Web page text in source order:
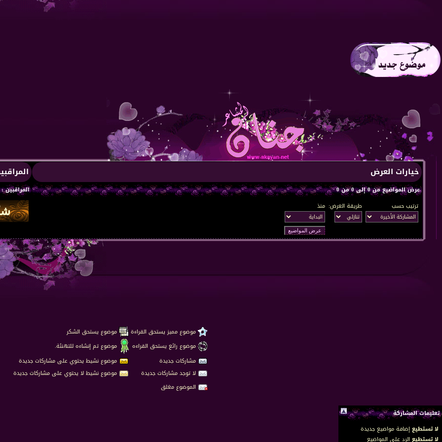
خيارات العرض
عرض المواضيع من 0 إلى 0 من 0
المراقبين : 1
ترتيب حسب
طريقة العرض: منذ
موضوع مميز يستحق القراءة
موضوع يستحق الشكر
موضوع رائع يستحق القراءه
موضوع تم إنشاءه للتهنئة.
مشاركات جديدة
موضوع نشيط يحتوي على مشاركات جديدة
لا توجد مشاركات جديدة
موضوع نشيط لا يحتوي على مشاركات جديدة
الموضوع مغلق
تعليمات المشاركة
لا تستطيعإضافة مواضيع جديدة
لا تستطيع الرد على المواضيع